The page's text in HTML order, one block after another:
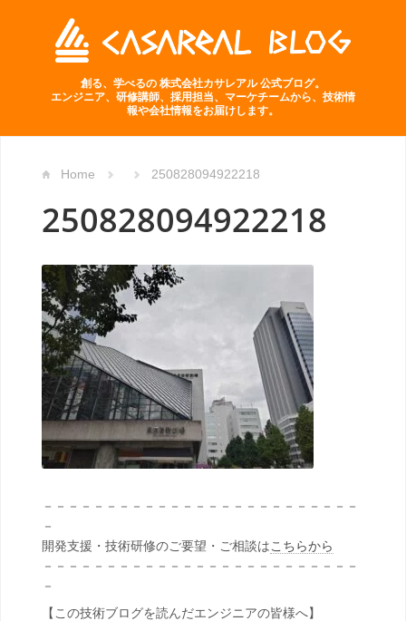
創る、学べるの 株式会社カサレアル 公式ブログ。
エンジニア、研修講師、採用担当、マーケチームから、技術情
報や会社情報をお届けします。
Home 250828094922218
250828094922218
－－－－－－－－－－－－－－－－－－－－－－－－－
－
開発支援・技術研修のご要望・ご相談はこちらから
－－－－－－－－－－－－－－－－－－－－－－－－－
－
【この技術ブログを読んだエンジニアの皆様へ】